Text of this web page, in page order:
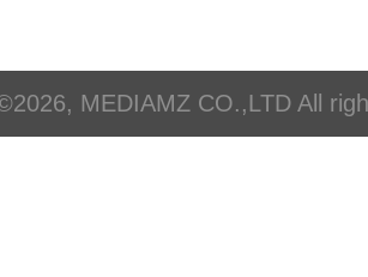
MEDIAMZ CO.,LTD All